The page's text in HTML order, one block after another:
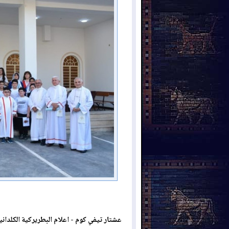
عشتار تيفي كوم - اعلام البطريركية